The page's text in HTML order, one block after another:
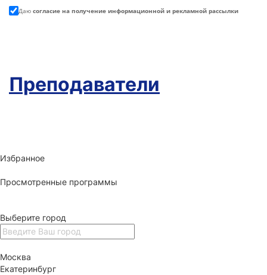
Даю согласие на получение информационной и рекламной рассылки
Преподаватели
Избранное
Просмотренные программы
Выберите город
Москва
Екатеринбург